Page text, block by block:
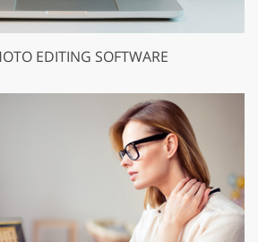
EDITING SOFTWARE